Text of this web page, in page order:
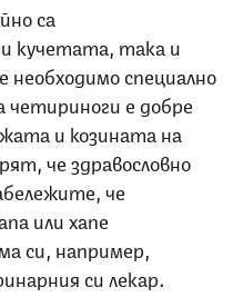
са
кучетата, така и
необходимо специално
четириноги е добре
и козината на
че здравословно
че
или хапе
си, например,
си лекар.